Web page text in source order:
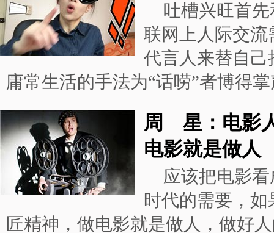
吐槽兴旺首
联网上人际交
代言人来替自
庸常生活的手法为“话唠”者博得
周 星：电影
电影就是做人
应该把电影
时代的需要，
匠精神，做电影就是做人，做好